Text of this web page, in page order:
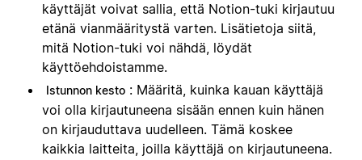
käyttäjät voivat sallia, että Notion-tuki kirjautuu
etänä vianmääritystä varten. Lisätietoja siitä,
mitä Notion-tuki voi nähdä, löydät
käyttöehdoistamme.
Istunnon kesto : Määritä, kuinka kauan käyttäjä
voi olla kirjautuneena sisään ennen kuin hänen
on kirjauduttava uudelleen. Tämä koskee
kaikkia laitteita, joilla käyttäjä on kirjautuneena.